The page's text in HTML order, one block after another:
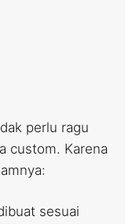
perlu ragu
custom. Karena
sesuai